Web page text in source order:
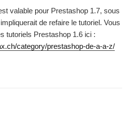
valable pour Prestashop 1.7, sous
de refaire le tutoriel. Vous
tutoriels Prestashop 1.6 ici :
category/prestashop-de-a-a-z/